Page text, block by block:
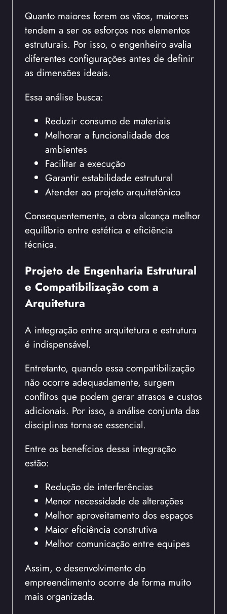
Quanto maiores forem os vãos, maiores
tendem a ser os esforços nos elementos
estruturais. Por isso, o engenheiro avalia
diferentes configurações antes de definir
as dimensões ideais.
Essa análise busca:
Reduzir consumo de materiais
Melhorar a funcionalidade dos
ambientes
Facilitar a execução
Garantir estabilidade estrutural
Atender ao projeto arquitetônico
Consequentemente, a obra alcança melhor
equilíbrio entre estética e eficiência
técnica.
Projeto de Engenharia Estrutural
e Compatibilização com a
Arquitetura
A integração entre arquitetura e estrutura
é indispensável.
Entretanto, quando essa compatibilização
não ocorre adequadamente, surgem
conflitos que podem gerar atrasos e custos
adicionais. Por isso, a análise conjunta das
disciplinas torna-se essencial.
Entre os benefícios dessa integração
estão:
Redução de interferências
Menor necessidade de alterações
Melhor aproveitamento dos espaços
Maior eficiência construtiva
Melhor comunicação entre equipes
Assim, o desenvolvimento do
empreendimento ocorre de forma muito
mais organizada.